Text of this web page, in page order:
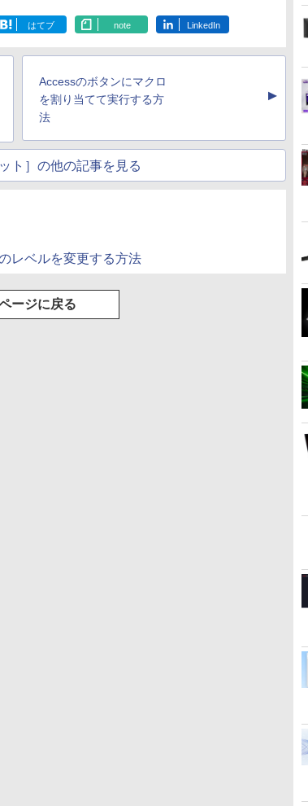
はてブ note LinkedIn
Accessのボタンにマクロ
を割り当てて実行する方
法
▲
ト］の他の記事を見る
レベルを変更する方法
ージに戻る